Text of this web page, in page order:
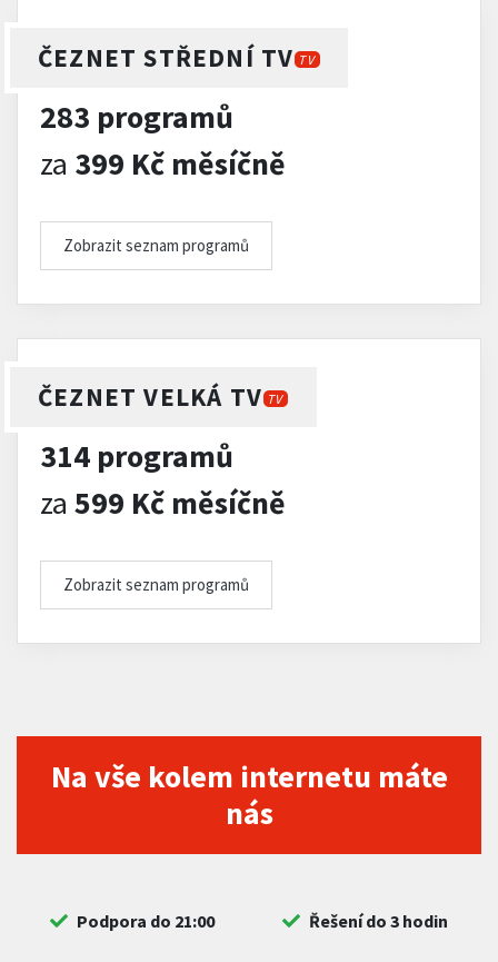
ČEZNET STŘEDNÍ TV TV
283 programů
za 399 Kč měsíčně
Zobrazit seznam programů
ČEZNET VELKÁ TV TV
314 programů
za 599 Kč měsíčně
Zobrazit seznam programů
Na vše kolem internetu máte
nás
Podpora do 21:00 Řešení do 3 hodin